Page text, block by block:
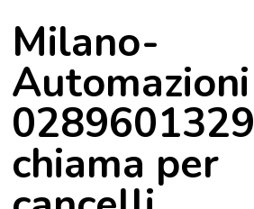
Milano-
Automazioni
0289601329
chiama per